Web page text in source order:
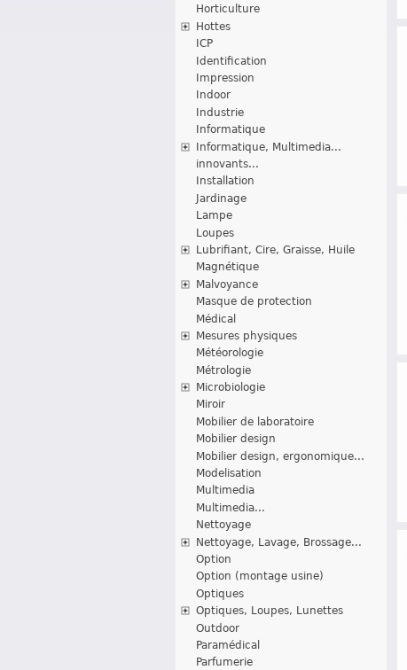
Horticulture
Hottes
ICP
Identification
Impression
Indoor
Industrie
Informatique
Informatique, Multimedia...
innovants...
Installation
Jardinage
Lampe
Loupes
Lubrifiant, Cire, Graisse, Huile
Magnétique
Malvoyance
Masque de protection
Médical
Mesures physiques
Météorologie
Métrologie
Microbiologie
Miroir
Mobilier de laboratoire
Mobilier design
Mobilier design, ergonomique...
Modelisation
Multimedia
Multimedia...
Nettoyage
Nettoyage, Lavage, Brossage...
Option
Option (montage usine)
Optiques
Optiques, Loupes, Lunettes
Outdoor
Paramédical
Parfumerie